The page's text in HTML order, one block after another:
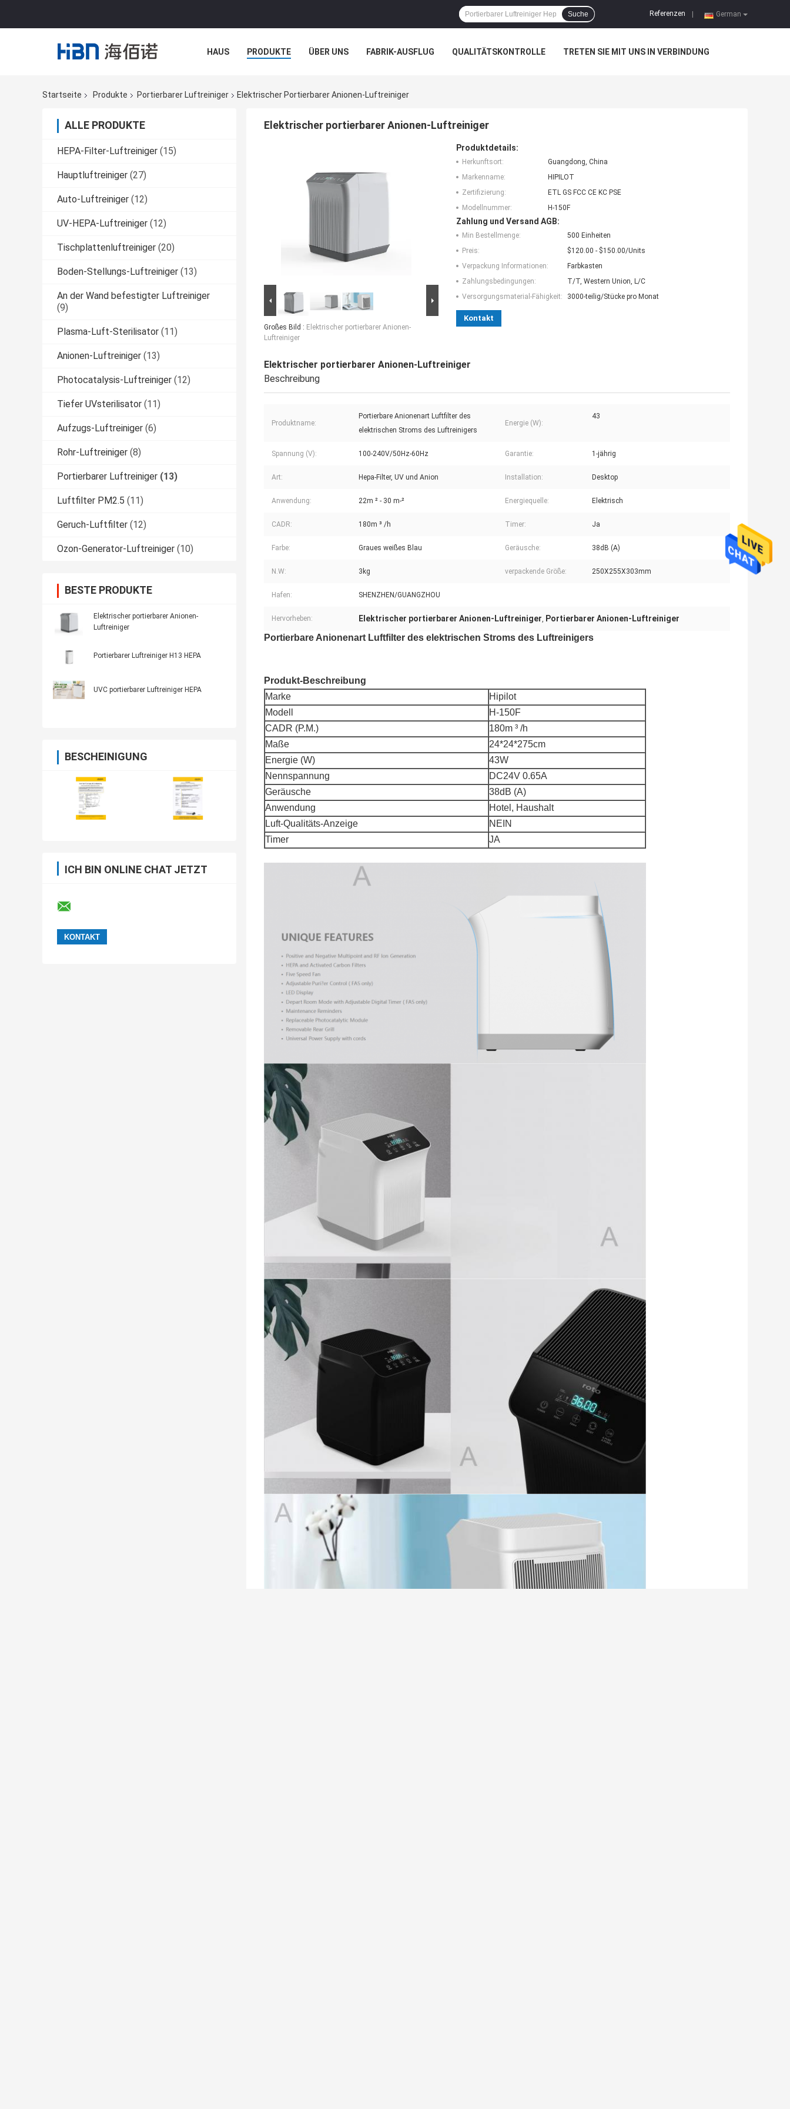
German
Referenzen
Suche
HAUS PRODUKTE ÜBER UNS FABRIK-AUSFLUG QUALITÄTSKONTROLLE TRETEN SIE MIT UNS IN VERBINDUNG
Startseite
Produkte Portierbarer Luftreiniger Elektrischer Portierbarer Anionen-Luftreiniger
ALLE PRODUKTE
HEPA-Filter-Luftreiniger (15)
Hauptluftreiniger (27)
Auto-Luftreiniger (12)
UV-HEPA-Luftreiniger (12)
Tischplattenluftreiniger (20)
Boden-Stellungs-Luftreiniger (13)
An der Wand befestigter Luftreiniger
(9)
Plasma-Luft-Sterilisator (11)
Anionen-Luftreiniger (13)
Photocatalysis-Luftreiniger (12)
Tiefer UVsterilisator (11)
Aufzugs-Luftreiniger (6)
Rohr-Luftreiniger (8)
Portierbarer Luftreiniger (13)
Luftfilter PM2.5 (11)
Geruch-Luftfilter (12)
Ozon-Generator-Luftreiniger (10)
BESTE PRODUKTE
Elektrischer portierbarer Anionen-
Luftreiniger
Portierbarer Luftreiniger H13 HEPA
UVC portierbarer Luftreiniger HEPA
BESCHEINIGUNG
ICH BIN ONLINE CHAT JETZT
Elektrischer portierbarer Anionen-Luftreiniger
Großes Bild : Elektrischer portierbarer Anionen-
Luftreiniger
Produktdetails:
Herkunftsort:
Guangdong, China
Markenname:
HIPILOT
Zertifizierung:
ETL GS FCC CE KC PSE
Modellnummer:
H-150F
Zahlung und Versand AGB:
Min Bestellmenge:
500 Einheiten
Preis:
$120.00 - $150.00/Units
Verpackung Informationen:
Farbkasten
Zahlungsbedingungen:
T/T, Western Union, L/C
Versorgungsmaterial-Fähigkeit:
3000-teilig/Stücke pro Monat
Kontakt
Elektrischer portierbarer Anionen-Luftreiniger
Beschreibung
Produktname:
Portierbare Anionenart Luftfilter des
elektrischen Stroms des Luftreinigers
Energie (W):
43
Spannung (V): 100-240V/50Hz-60Hz Garantie: 1-jährig
Art: Hepa-Filter, UV und Anion Installation: Desktop
Anwendung: 22m ² - 30 m-² Energiequelle: Elektrisch
CADR: 180m ³ /h Timer: Ja
Farbe: Graues weißes Blau Geräusche: 38dB (A)
N.W: 3kg verpackende Größe: 250X255X303mm
Hafen: SHENZHEN/GUANGZHOU
Hervorheben: Elektrischer portierbarer Anionen-Luftreiniger, Portierbarer Anionen-Luftreiniger
Portierbare Anionenart Luftfilter des elektrischen Stroms des Luftreinigers
Produkt-Beschreibung
Marke
Hipilot
Modell
H-150F
CADR (P.M.)
180m ³ /h
Maße
24*24*275cm
Energie (W)
43W
Nennspannung
DC24V 0.65A
Geräusche
38dB (A)
Anwendung
Hotel, Haushalt
Luft-Qualitäts-Anzeige
NEIN
Timer
JA